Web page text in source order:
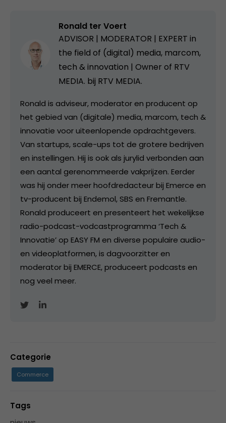
Ronald ter Voert
ADVISOR | MODERATOR | EXPERT in
the field of (digital) media, marcom,
tech & innovation | Owner of RTV
MEDIA. bij RTV MEDIA.
Ronald is adviseur, moderator en producent op
het gebied van (digitale) media, marcom, tech &
innovatie voor uiteenlopende opdrachtgevers.
Van startups, scale-ups tot de grotere bedrijven
en instellingen. Hij is ook als jurylid verbonden aan
een aantal gerenommeerde vakprijzen. Eerder
was hij onder meer hoofdredacteur bij Emerce en
tv-producent bij Endemol, SBS en Fremantle.
Ronald produceert en presenteert het wekelijkse
radio-podcast-vodcastprogramma ‘Tech &
Innovatie’ op EASY FM en diverse populaire audio-
en videoplatformen, is dagvoorzitter en
moderator bij EMERCE, produceert podcasts en
nog veel meer.
Categorie
Commerce
Tags